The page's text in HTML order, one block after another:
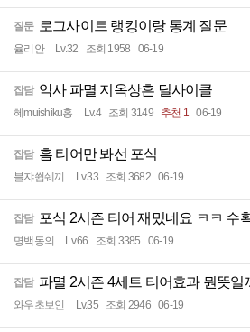
질문 로그사이트 랭킹이랑 통계 질문
율리안 Lv.32 조회 1958 06-19
잡담 악사 파멸 지옥상흔 딜사이클
혜muishiku홍 Lv.4 조회 3149 추천 1 06-19
잡담 흠 티어만 봐선 포식
블쟈쓉쉐끼 Lv.33 조회 3682 06-19
잡담 포식 2시즌 티어 재밌네요 ㅋㅋ 수
명백동의 Lv.66 조회 3385 06-19
잡담 파멸 2시즌 4세트 티어효과 뭔뜻일
와우초보인 Lv.35 조회 2946 06-19